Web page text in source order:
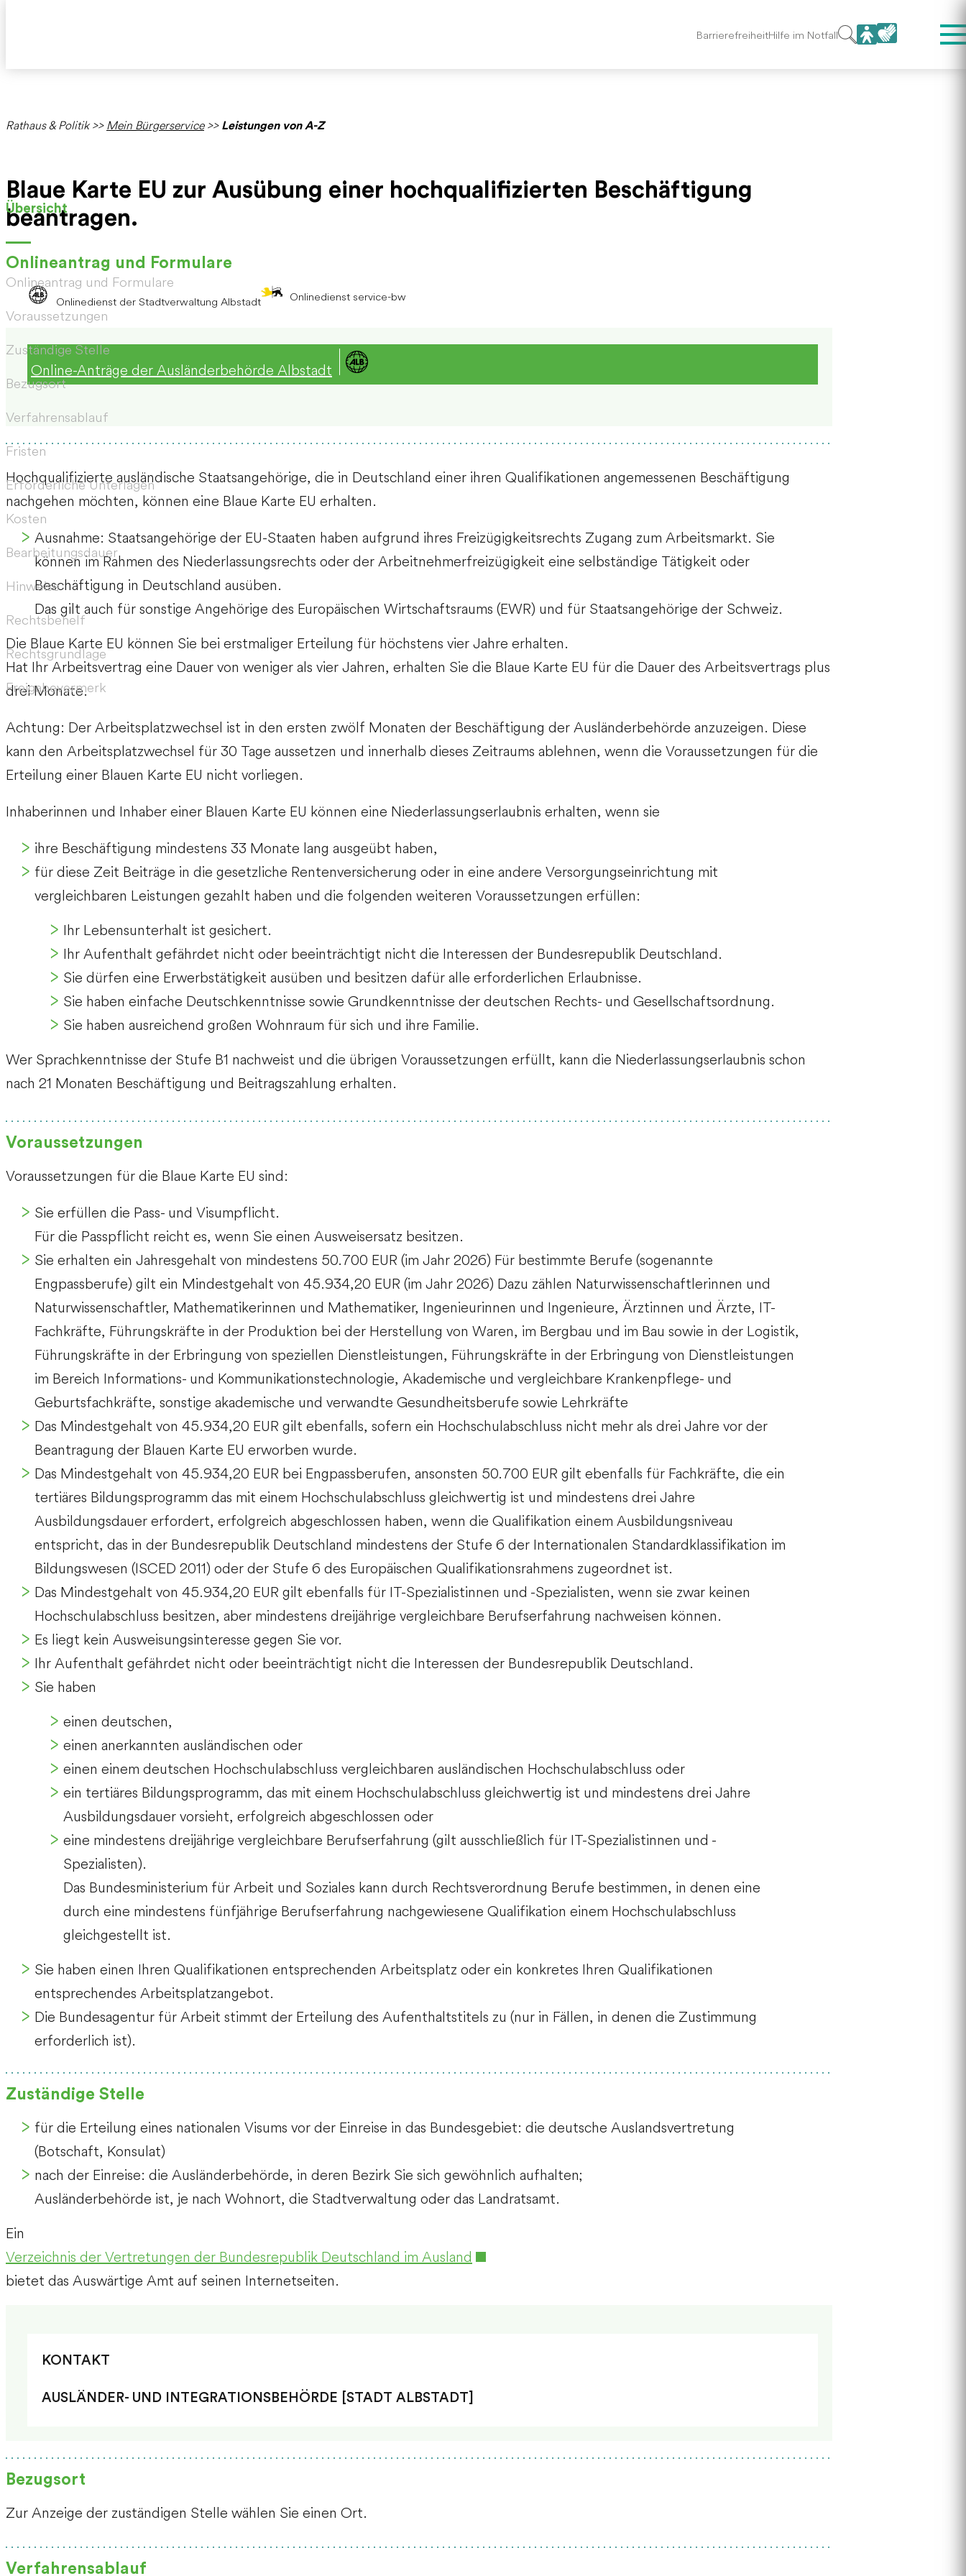
BarrierefreiheitHilfe im Notfall
Rathaus & Politik>> Mein Bürgerservice>> Leistungen von A-Z
Übersicht
Onlineantrag und Formulare
Voraussetzungen
Zuständige Stelle
Bezugsort
Verfahrensablauf
Fristen
Erforderliche Unterlagen
Kosten
Bearbeitungsdauer
Hinweise
Rechtsbehelf
Rechtsgrundlage
Freigabevermerk
Blaue Karte EU zur Ausübung einer hochqualifizierten Beschäftigung
beantragen.
Onlineantrag und Formulare
Onlinedienst der Stadtverwaltung Albstadt Onlinedienst service-bw
Online-Anträge der Ausländerbehörde Albstadt
Hochqualifizierte ausländische Staatsangehörige, die in Deutschland einer ihren Qualifikationen angemessenen Beschäftigung
nachgehen möchten, können eine Blaue Karte EU erhalten.
Ausnahme: Staatsangehörige der EU-Staaten haben aufgrund ihres Freizügigkeitsrechts Zugang zum Arbeitsmarkt. Sie
können im Rahmen des Niederlassungsrechts oder der Arbeitnehmerfreizügigkeit eine selbständige Tätigkeit oder
Beschäftigung in Deutschland ausüben.
Das gilt auch für sonstige Angehörige des Europäischen Wirtschaftsraums (EWR) und für Staatsangehörige der Schweiz.
Die Blaue Karte EU können Sie bei erstmaliger Erteilung für höchstens vier Jahre erhalten.
Hat Ihr Arbeitsvertrag eine Dauer von weniger als vier Jahren, erhalten Sie die Blaue Karte EU für die Dauer des Arbeitsvertrags plus
drei Monate.
Achtung: Der Arbeitsplatzwechsel ist in den ersten zwölf Monaten der Beschäftigung der Ausländerbehörde anzuzeigen. Diese
kann den Arbeitsplatzwechsel für 30 Tage aussetzen und innerhalb dieses Zeitraums ablehnen, wenn die Voraussetzungen für die
Erteilung einer Blauen Karte EU nicht vorliegen.
Inhaberinnen und Inhaber einer Blauen Karte EU können eine Niederlassungserlaubnis erhalten, wenn sie
ihre Beschäftigung mindestens 33 Monate lang ausgeübt haben,
für diese Zeit Beiträge in die gesetzliche Rentenversicherung oder in eine andere Versorgungseinrichtung mit
vergleichbaren Leistungen gezahlt haben und die folgenden weiteren Voraussetzungen erfüllen:
Ihr Lebensunterhalt ist gesichert.
Ihr Aufenthalt gefährdet nicht oder beeinträchtigt nicht die Interessen der Bundesrepublik Deutschland.
Sie dürfen eine Erwerbstätigkeit ausüben und besitzen dafür alle erforderlichen Erlaubnisse.
Sie haben einfache Deutschkenntnisse sowie Grundkenntnisse der deutschen Rechts- und Gesellschaftsordnung.
Sie haben ausreichend großen Wohnraum für sich und ihre Familie.
Wer Sprachkenntnisse der Stufe B1 nachweist und die übrigen Voraussetzungen erfüllt, kann die Niederlassungserlaubnis schon
nach 21 Monaten Beschäftigung und Beitragszahlung erhalten.
Voraussetzungen
Voraussetzungen für die Blaue Karte EU sind:
Sie erfüllen die Pass- und Visumpflicht.
Für die Passpflicht reicht es, wenn Sie einen Ausweisersatz besitzen.
Sie erhalten ein Jahresgehalt von mindestens 50.700 EUR (im Jahr 2026) Für bestimmte Berufe (sogenannte
Engpassberufe) gilt ein Mindestgehalt von 45.934,20 EUR (im Jahr 2026) Dazu zählen Naturwissenschaftlerinnen und
Naturwissenschaftler, Mathematikerinnen und Mathematiker, Ingenieurinnen und Ingenieure, Ärztinnen und Ärzte, IT-
Fachkräfte, Führungskräfte in der Produktion bei der Herstellung von Waren, im Bergbau und im Bau sowie in der Logistik,
Führungskräfte in der Erbringung von speziellen Dienstleistungen, Führungskräfte in der Erbringung von Dienstleistungen
im Bereich Informations- und Kommunikationstechnologie, Akademische und vergleichbare Krankenpflege- und
Geburtsfachkräfte, sonstige akademische und verwandte Gesundheitsberufe sowie Lehrkräfte
Das Mindestgehalt von 45.934,20 EUR gilt ebenfalls, sofern ein Hochschulabschluss nicht mehr als drei Jahre vor der
Beantragung der Blauen Karte EU erworben wurde.
Das Mindestgehalt von 45.934,20 EUR bei Engpassberufen, ansonsten 50.700 EUR gilt ebenfalls für Fachkräfte, die ein
tertiäres Bildungsprogramm das mit einem Hochschulabschluss gleichwertig ist und mindestens drei Jahre
Ausbildungsdauer erfordert, erfolgreich abgeschlossen haben, wenn die Qualifikation einem Ausbildungsniveau
entspricht, das in der Bundesrepublik Deutschland mindestens der Stufe 6 der Internationalen Standardklassifikation im
Bildungswesen (ISCED 2011) oder der Stufe 6 des Europäischen Qualifikationsrahmens zugeordnet ist.
Das Mindestgehalt von 45.934,20 EUR gilt ebenfalls für IT-Spezialistinnen und -Spezialisten, wenn sie zwar keinen
Hochschulabschluss besitzen, aber mindestens dreijährige vergleichbare Berufserfahrung nachweisen können.
Es liegt kein Ausweisungsinteresse gegen Sie vor.
Ihr Aufenthalt gefährdet nicht oder beeinträchtigt nicht die Interessen der Bundesrepublik Deutschland.
Sie haben
einen deutschen,
einen anerkannten ausländischen oder
einen einem deutschen Hochschulabschluss vergleichbaren ausländischen Hochschulabschluss oder
ein tertiäres Bildungsprogramm, das mit einem Hochschulabschluss gleichwertig ist und mindestens drei Jahre
Ausbildungsdauer vorsieht, erfolgreich abgeschlossen oder
eine mindestens dreijährige vergleichbare Berufserfahrung (gilt ausschließlich für IT-Spezialistinnen und -
Spezialisten).
Das Bundesministerium für Arbeit und Soziales kann durch Rechtsverordnung Berufe bestimmen, in denen eine
durch eine mindestens fünfjährige Berufserfahrung nachgewiesene Qualifikation einem Hochschulabschluss
gleichgestellt ist.
Sie haben einen Ihren Qualifikationen entsprechenden Arbeitsplatz oder ein konkretes Ihren Qualifikationen
entsprechendes Arbeitsplatzangebot.
Die Bundesagentur für Arbeit stimmt der Erteilung des Aufenthaltstitels zu (nur in Fällen, in denen die Zustimmung
erforderlich ist).
Zuständige Stelle
für die Erteilung eines nationalen Visums vor der Einreise in das Bundesgebiet: die deutsche Auslandsvertretung
(Botschaft, Konsulat)
nach der Einreise: die Ausländerbehörde, in deren Bezirk Sie sich gewöhnlich aufhalten;
Ausländerbehörde ist, je nach Wohnort, die Stadtverwaltung oder das Landratsamt.
Ein
Verzeichnis der Vertretungen der Bundesrepublik Deutschland im Ausland
bietet das Auswärtige Amt auf seinen Internetseiten.
KONTAKT
AUSLÄNDER- UND INTEGRATIONSBEHÖRDE [STADT ALBSTADT]
Bezugsort
Zur Anzeige der zuständigen Stelle wählen Sie einen Ort.
Verfahrensablauf